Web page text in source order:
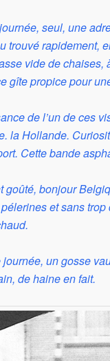
seul, une
trouvé
vide de chaises,
gîte propice pour
de l’un de ces
la Hollande.
Cette bande
goûté, bonjour
et sans
un gosse
de haine en fait.